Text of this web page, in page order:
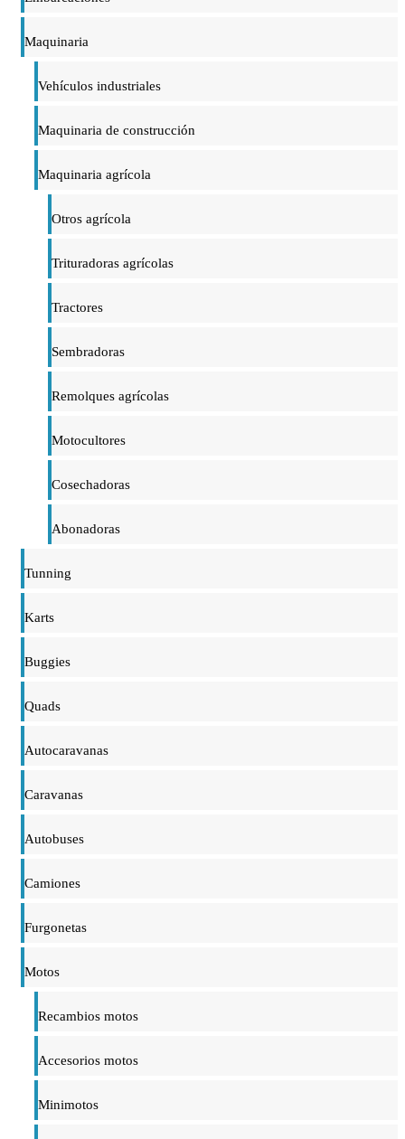
Maquinaria
Vehículos industriales
Maquinaria de construcción
Maquinaria agrícola
Otros agrícola
Trituradoras agrícolas
Tractores
Sembradoras
Remolques agrícolas
Motocultores
Cosechadoras
Abonadoras
Tunning
Karts
Buggies
Quads
Autocaravanas
Caravanas
Autobuses
Camiones
Furgonetas
Motos
Recambios motos
Accesorios motos
Minimotos